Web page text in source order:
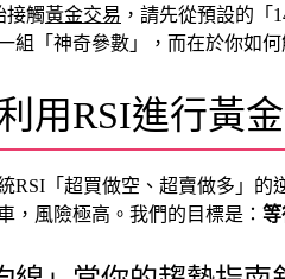
接觸黃金交易 ，請先從預設的「
組「神奇參數」，而在於你如
用RSI進行黃
RSI「超買做空、超賣做多」
，風險極高。我們的目標是： 等